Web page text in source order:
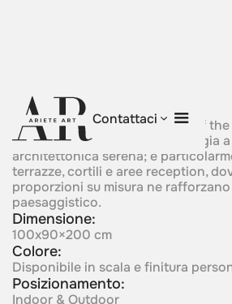
Contattaci
Flame of the Peaks
Ispirata alle montagne, Flame of
movimento ascendente di energia
architettonica serena; è
terrazze, cortili e aree reception,
proporzioni su misura ne
paesaggistico.
Dimensione:
100x90×200 cm
Colore:
Disponibile in scala e finitura
Posizionamento:
Indoor & Outdoor